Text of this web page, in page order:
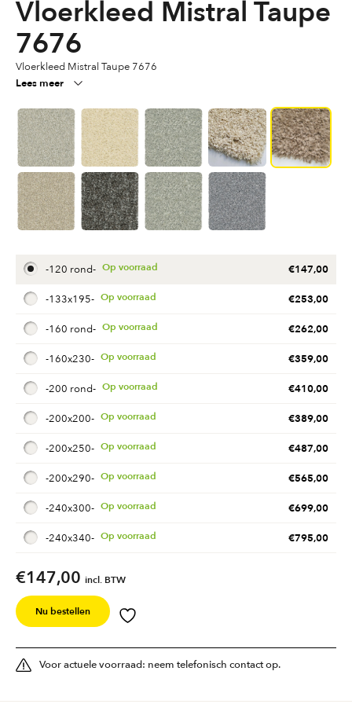
Vloerkleed Mistral Taupe
7676
Vloerkleed Mistral Taupe 7676
Lees meer
-120 rond- €147,00
-133x195- €253,00
-160 rond- €262,00
-160x230- €359,00
-200 rond- €410,00
-200x200- €389,00
-200x250- €487,00
-200x290- €565,00
-240x300- €699,00
-240x340- €795,00
€147,00 incl. BTW
Nu bestellen
Voor actuele voorraad: neem telefonisch contact op.